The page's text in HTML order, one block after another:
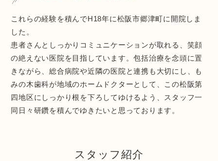
これらの経験を積んでH18年に松阪市郷津町に開院しま
した。
患者さんとしっかりコミュニケーションが取れる、笑顔
の絶えない医院を目指しています。包括治療を念頭に置
きながら、総合病院や近隣の医院と連携も大切にし、も
みの木歯科が地域のホームドクターとして、この松阪第
四地区にしっかり根を下ろしてゆけるよう、スタッフ一
同日々研鑽を積んでゆきたいと思っております。
スタッフ紹介